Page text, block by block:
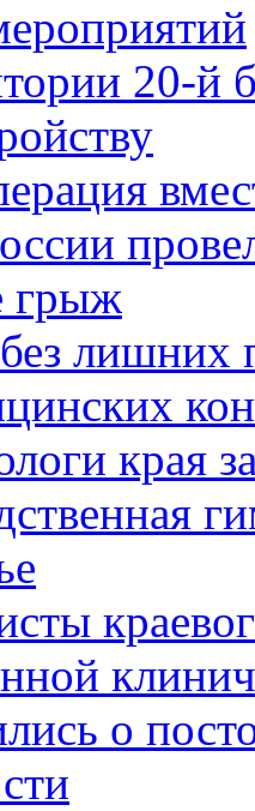
20-й
грыж
лишних
края
о